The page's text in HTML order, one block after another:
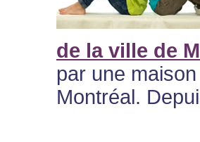
de la ville de
par une
Montréal.